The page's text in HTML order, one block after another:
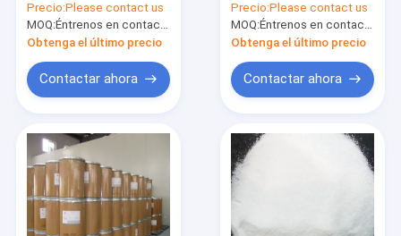
directos
Precio:Please contact us
MOQ:Éntrenos en contacto con por favor
Obtenga el último precio
Contactar ahora
los perros
Precio:Please contact us
MOQ:Éntrenos en contacto con por favor
Obtenga el último precio
Contactar ahora